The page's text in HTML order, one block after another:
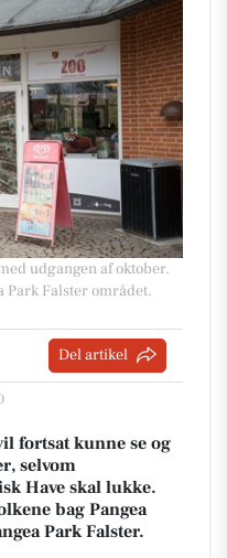
udgangen af oktober.
Park Falster området.
Del artikel
fortsat kunne se og
selvom
Have skal lukke.
bag Pangea
Park Falster.